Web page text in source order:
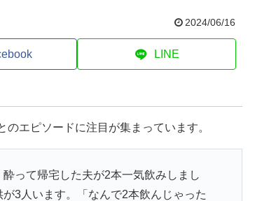
2024/06/16
LINE
エピソードに注目が集まっています。
って帰宅した夫が2本一気飲みしまし
3人います。「なんで2本飲んじゃった